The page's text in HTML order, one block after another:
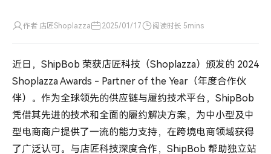
作者 店匠Shoplazza 2025/01/17 阅读时长 5mins
近日，ShipBob 荣获店匠科技（Shoplazza）颁发的 2024
Shoplazza Awards - Partner of the Year（年度合作伙
伴）。作为全球领先的供应链与履约技术平台，ShipBob
凭借其先进的技术和全面的履约解决方案，为中小型及中
型电商商户提供了一流的能力支持，在跨境电商领域获得
了广泛认可。与店匠科技深度合作，ShipBob 帮助独立站